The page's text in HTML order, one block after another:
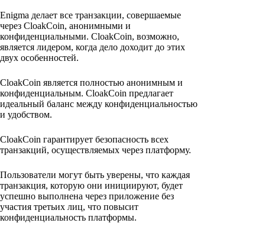
Enigma делает все транзакции, совершаемые
через CloakCoin, анонимными и
конфиденциальными. CloakCoin, возможно,
является лидером, когда дело доходит до этих
двух особенностей.
CloakCoin является полностью анонимным и
конфиденциальным. CloakCoin предлагает
идеальный баланс между конфиденциальностью
и удобством.
CloakCoin гарантирует безопасность всех
транзакций, осуществляемых через платформу.
Пользователи могут быть уверены, что каждая
транзакция, которую они инициируют, будет
успешно выполнена через приложение без
участия третьих лиц, что повысит
конфиденциальность платформы.